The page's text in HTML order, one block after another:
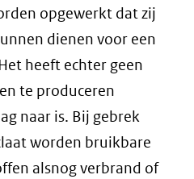
opgewerkt dat zij
dienen voor een
heeft echter geen
te produceren
naar is. Bij gebrek
worden bruikbare
alsnog verbrand of